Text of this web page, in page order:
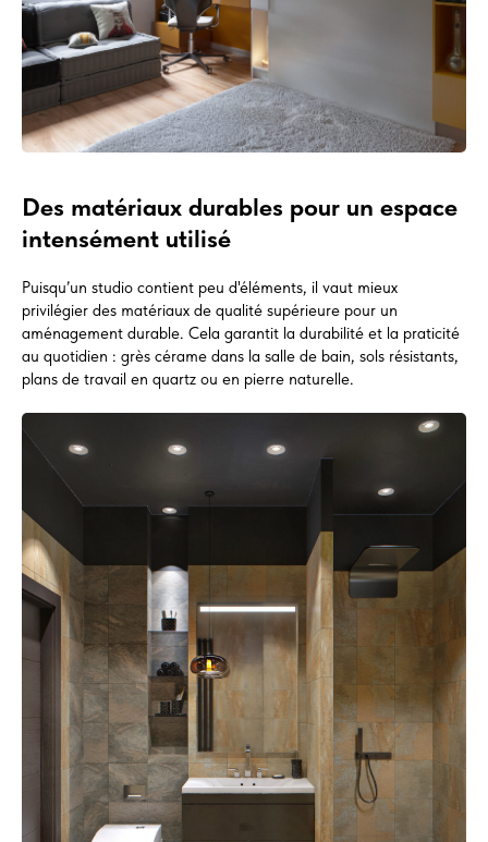
Des matériaux durables pour un espace
intensément utilisé
Puisqu’un studio contient peu d'éléments, il vaut mieux
privilégier des matériaux de qualité supérieure pour un
aménagement durable. Cela garantit la durabilité et la praticité
au quotidien : grès cérame dans la salle de bain, sols résistants,
plans de travail en quartz ou en pierre naturelle.